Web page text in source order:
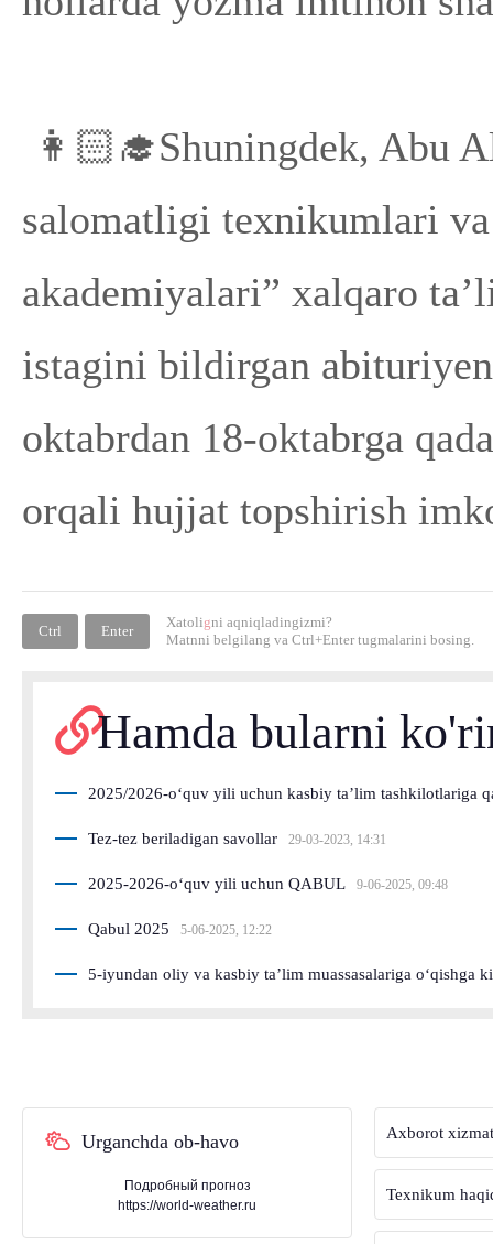
👩🏻‍🎓Shuningdek, Abu
salomatligi texnikumlari
akademiyalari” xalqaro
istagini bildirgan
oktabrdan 18-oktabrga
orqali hujjat topshirish
Ctrl Enter
Xatoligni aqniqladingizmi?
Matnni belgilang va Ctrl+Enter tugmalarini bosing.
Hamda bularni
2025/2026-o‘quv yili uchun kasbiy ta’lim tashkilotlariga
Tez-tez beriladigan savollar 29-03-2023, 14:31
2025-2026-o‘quv yili uchun QABUL 9-06-2025, 09:48
Qabul 2025 5-06-2025, 12:22
5-iyundan oliy va kasbiy taʼlim muassasalariga oʻqishga
Urganchda ob-havo
Подробный прогноз
https://world-weather.ru
Axborot
Texnikum